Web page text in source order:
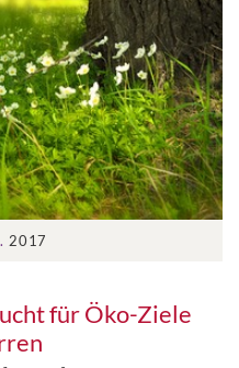
2017
für Öko-Ziele